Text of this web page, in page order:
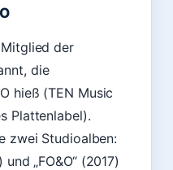
der
die
hieß (TEN Music
Plattenlabel).
zwei Studioalben:
„FO&O“ (2017)